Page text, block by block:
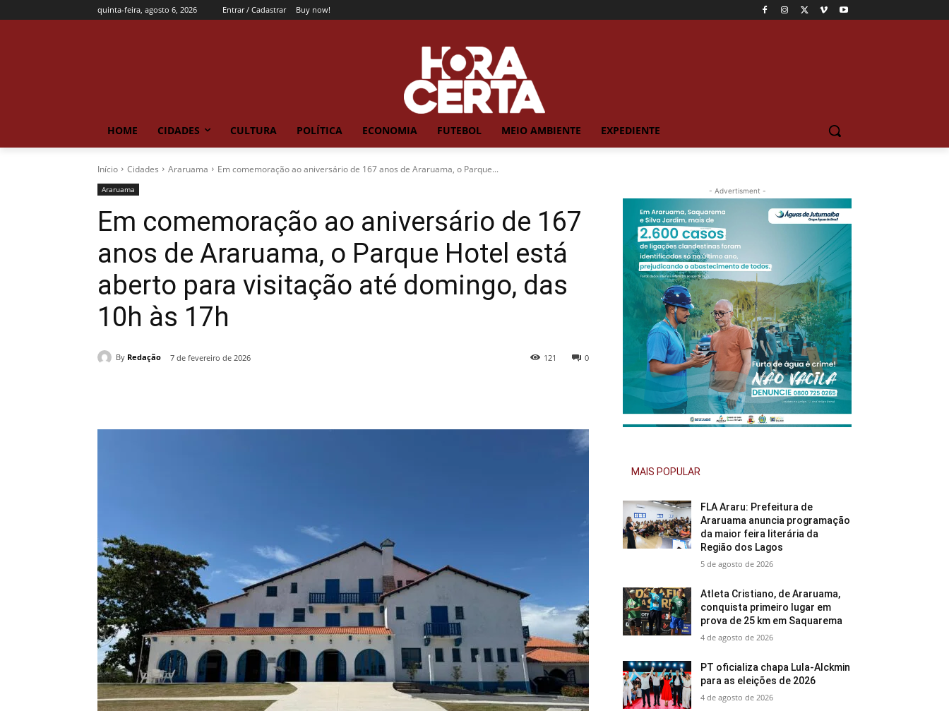
quinta-feira, agosto 6, 2026 Entrar / Cadastrar Buy now!
HOME CIDADES CULTURA POLÍTICA ECONOMIA FUTEBOL MEIO AMBIENTE EXPEDIENTE
Início Cidades Araruama Em comemoração ao aniversário de 167 anos de Araruama, o Parque...
Araruama
Em comemoração ao aniversário de 167
anos de Araruama, o Parque Hotel está
aberto para visitação até domingo, das
10h às 17h
By Redação 7 de fevereiro de 2026 0
121
- Advertisment -
MAIS POPULAR
FLA Araru: Prefeitura de
Araruama anuncia programação
da maior feira literária da
Região dos Lagos
5 de agosto de 2026
Atleta Cristiano, de Araruama,
conquista primeiro lugar em
prova de 25 km em Saquarema
4 de agosto de 2026
PT oficializa chapa Lula-Alckmin
para as eleições de 2026
4 de agosto de 2026